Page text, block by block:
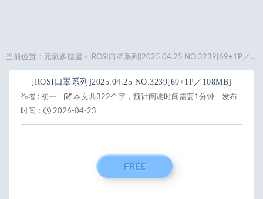
当前位置： 元氣多糖屋 > [ROSI口罩系列]2025.04.25 NO.3239[69+1P／108MB]
[ROSI口罩系列]2025.04.25 NO.3239[69+1P／108MB]
作者 : 初一 本文共322个字，预计阅读时间需要1分钟
发布
时间：
2026-04-23
FREE